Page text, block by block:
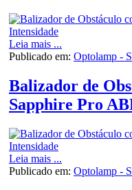
Leia mais ...
Publicado em: Optolamp -
Balizador de
Sapphire Pro
Leia mais ...
Publicado em: Optolamp -